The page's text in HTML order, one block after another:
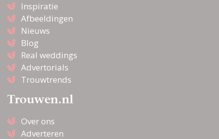
Inspiratie
Afbeeldingen
Nieuws
Blog
Real weddings
Advertorials
Trouwtrends
Trouwen.nl
Over ons
Adverteren